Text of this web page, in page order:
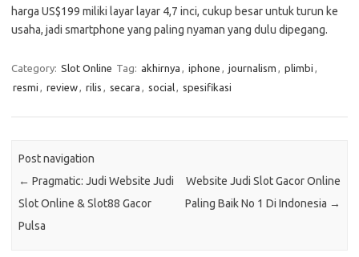
harga US$199 miliki layar layar 4,7 inci, cukup besar untuk turun ke
usaha, jadi smartphone yang paling nyaman yang dulu dipegang.
Category: Slot Online Tag: akhirnya , iphone , journalism , plimbi ,
resmi , review, rilis , secara , social, spesifikasi
Post navigation
← Pragmatic: Judi Website Judi
Slot Online & Slot88 Gacor
Pulsa
Website Judi Slot Gacor Online
Paling Baik No 1 Di Indonesia →